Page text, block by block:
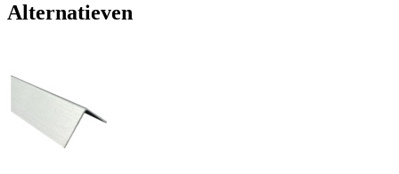
Alternatieven